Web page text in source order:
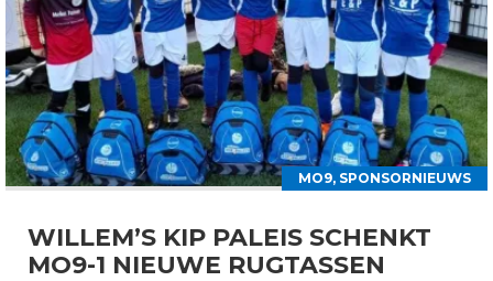
MO9, SPONSORNIEUWS
WILLEM’S KIP PALEIS SCHENKT
MO9-1 NIEUWE RUGTASSEN